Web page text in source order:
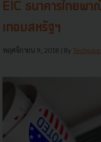
EIC ธนาคารไทยพา
เทอมสหรัฐฯ
พฤศจิกายน 9, 2018 | By